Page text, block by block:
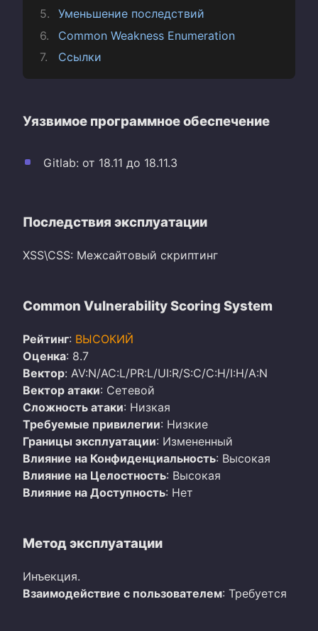
Уменьшение последствий
Common Weakness Enumeration
Ссылки
Уязвимое программное обеспечение
Gitlab: от 18.11 до 18.11.3
Последствия эксплуатации
XSS\CSS: Межсайтовый скриптинг
Common Vulnerability Scoring System
Рейтинг: ВЫСОКИЙ
Оценка: 8.7
Вектор: AV:N/AC:L/PR:L/UI:R/S:C/C:H/I:H/A:N
Вектор атаки: Сетевой
Сложность атаки: Низкая
Требуемые привилегии: Низкие
Границы эксплуатации: Измененный
Влияние на Конфиденциальность: Высокая
Влияние на Целостность: Высокая
Влияние на Доступность: Нет
Метод эксплуатации
Инъекция.
Взаимодействие с пользователем: Требуется